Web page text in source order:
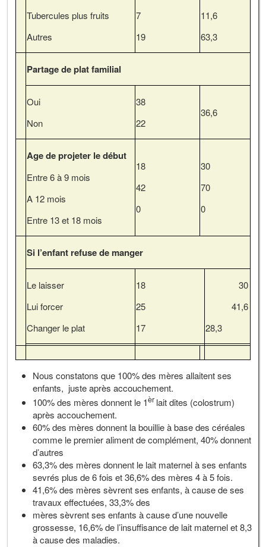
Tubercules plus fruits
Autres
7
19
11,6
63,3
Partage de plat familial
Oui
Non
38
22
36,6
Age de projeter le début
Entre 6 à 9 mois
A 12 mois
Entre 13 et 18 mois
18
42
0
30
70
0
Si l’enfant refuse de manger
Le laisser
Lui forcer
Changer le plat
18
25
17
30
41,6
28,3
Nous constatons que 100% des mères allaitent ses
enfants, juste après accouchement.
100% des mères donnent le 1èr lait dites (colostrum)
après accouchement.
60% des mères donnent la bouillie à base des céréales
comme le premier aliment de complément, 40% donnent
d’autres
63,3% des mères donnent le lait maternel à ses enfants
sevrés plus de 6 fois et 36,6% des mères 4 à 5 fois.
41,6% des mères sèvrent ses enfants, à cause de ses
travaux effectuées, 33,3% des
mères sèvrent ses enfants à cause d’une nouvelle
grossesse, 16,6% de l’insuffisance de lait maternel et 8,3
à cause des maladies.